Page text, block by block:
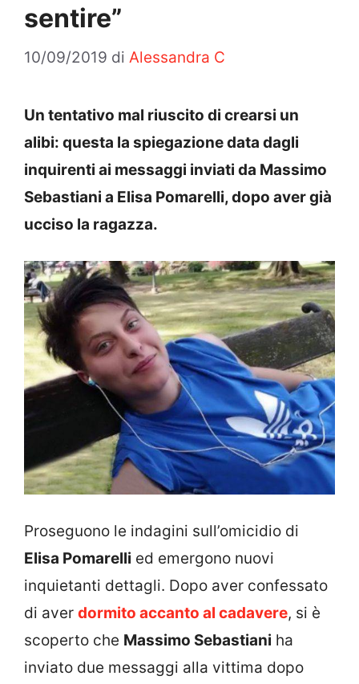
sentire”
10/09/2019 di Alessandra C
Un tentativo mal riuscito di crearsi un
alibi: questa la spiegazione data dagli
inquirenti ai messaggi inviati da Massimo
Sebastiani a Elisa Pomarelli, dopo aver già
ucciso la ragazza.
Proseguono le indagini sull’omicidio di
Elisa Pomarelli ed emergono nuovi
inquietanti dettagli. Dopo aver confessato
di aver dormito accanto al cadavere, si è
scoperto che Massimo Sebastiani ha
inviato due messaggi alla vittima dopo